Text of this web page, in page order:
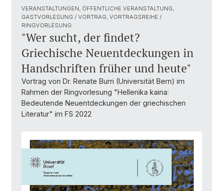
VERANSTALTUNGEN, ÖFFENTLICHE VERANSTALTUNG,
GASTVORLESUNG / VORTRAG, VORTRAGSREIHE /
RINGVORLESUNG
"Wer sucht, der findet?
Griechische Neuentdeckungen in
Handschriften früher und heute"
Vortrag von Dr. Renate Burri (Universität Bern) im
Rahmen der Ringvorlesung "Hellenika kaina:
Bedeutende Neuentdeckungen der griechischen
Literatur" im FS 2022